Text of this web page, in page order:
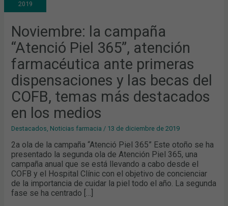
2019
Noviembre: la campaña
“Atenció Piel 365”, atención
farmacéutica ante primeras
dispensaciones y las becas del
COFB, temas más destacados
en los medios
Destacados Noticias farmacia / 13 de diciembre de 2019
2a ola de la campaña “Atenció Piel 365” Este otoño se ha
presentado la segunda ola de Atención Piel 365, una
campaña anual que se está llevando a cabo desde el
COFB y el Hospital Clínic con el objetivo de concienciar
de la importancia de cuidar la piel todo el año. La segunda
fase se ha centrado […]
365”,
ATENCIÓN
ANTE
PRIMERAS
DISPENSACIONES
Y
LAS
DEL
COFB,
TEMAS
MÁS
DESTACADOS
EN
MEDIOS